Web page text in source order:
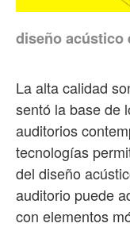
diseño acústico
La alta calidad
sentó la base de
auditorios
tecnologías
del diseño
auditorio puede
con elementos